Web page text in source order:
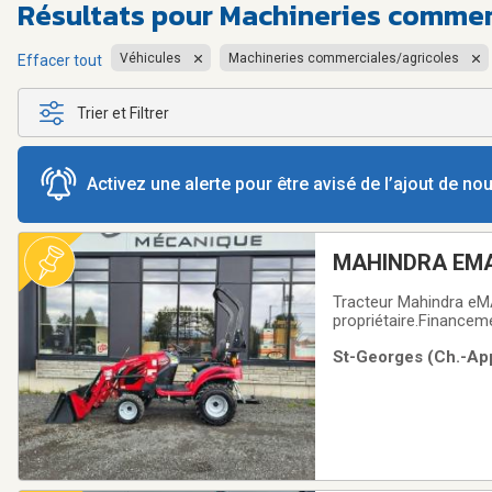
Résultats pourMachineries
Effacer tout Véhicules Machineries commerciales/agricoles
Trier et Filtrer
Activez une alerte pour être avisé de l’ajout de
MAHINDRA
Tracteur Mahindra
St-Georges (Ch.-